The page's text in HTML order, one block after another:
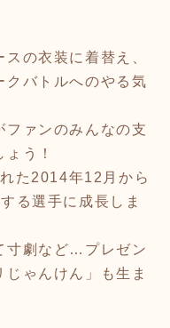
の衣装に着替え、
クバトルへのやる気
ファンのみんなの支
う！
た2014年12月から
る選手に成長しま
寸劇など…プレゼン
じゃんけん」も生ま